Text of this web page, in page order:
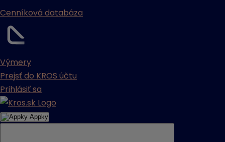
Cenníková databáza
Výmery
Prejsť do KROS účtu
Prihlásiť sa
Appky